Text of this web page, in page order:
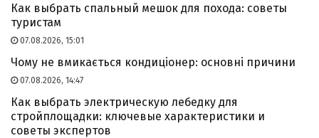
Как выбрать спальный мешок для похода: советы
туристам
07.08.2026, 15:01
Чому не вмикається кондиціонер: основні причини
07.08.2026, 14:47
Как выбрать электрическую лебедку для
стройплощадки: ключевые характеристики и
советы экспертов